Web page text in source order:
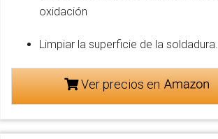
oxidación
Limpiar la superficie de la soldadura.
Ver precios en